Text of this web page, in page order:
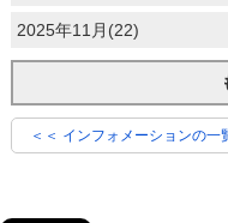
2025年11月(22)
＜＜ インフォメーションの一